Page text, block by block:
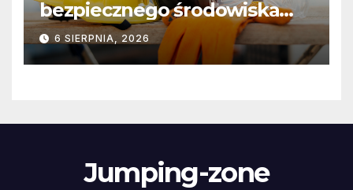
bezpiecznego środowiska
pracy
6 SIERPNIA, 2026
Jumping-zone